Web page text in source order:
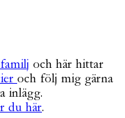
och här hittar
och följ mig gärna
inlägg.
du här.